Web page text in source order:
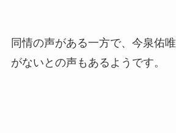
同情の声がある一方で、今泉佑
がないとの声もあるようです。